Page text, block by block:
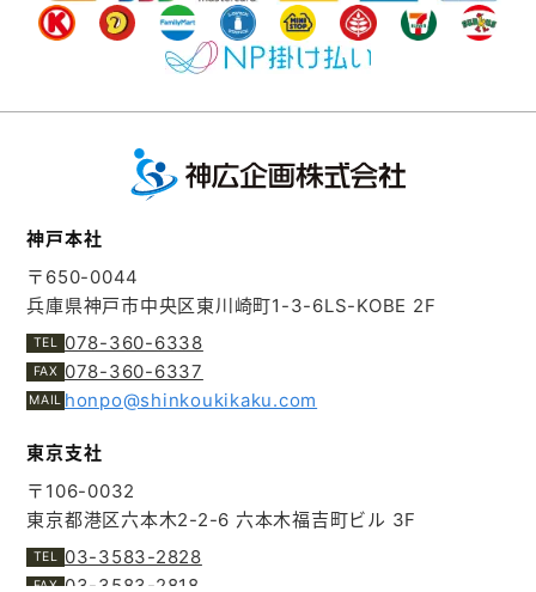
神戸本社
〒650-0044
兵庫県神戸市中央区東川崎町1-3-6LS-KOBE 2F
078-360-6338
078-360-6337
honpo@shinkoukikaku.com
東京支社
〒106-0032
東京都港区六本木2-2-6 六本木福吉町ビル 3F
03-3583-2828
03-3583-2818